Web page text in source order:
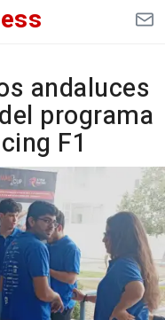
andaluces
programa
F1